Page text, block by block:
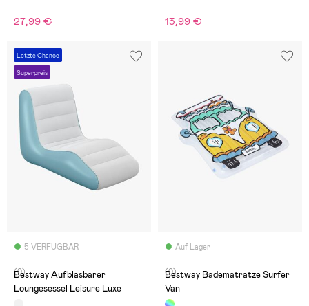
27,99 € 13,99 €
Letzte Chance
Superpreis
5 VERFÜGBAR
(0)
Bestway Aufblasbarer
Loungesessel Leisure Luxe
Auf Lager
(0)
Bestway Badematratze Surfer
Van